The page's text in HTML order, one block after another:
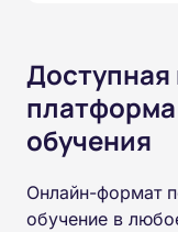
Доступная
обучения
Онлайн-формат
обучение в